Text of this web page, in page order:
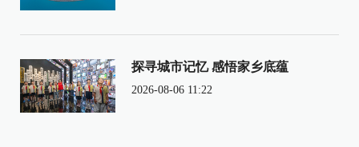
探寻城市记忆 感悟家乡底蕴
2026-08-06 11:22